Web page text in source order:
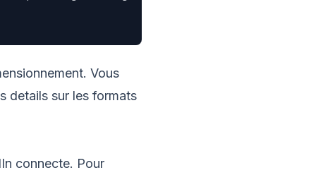
Vous
details sur les formats
connecte. Pour